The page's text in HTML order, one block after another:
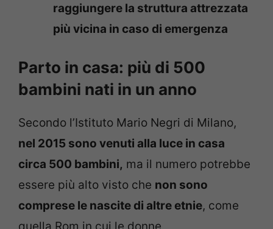
raggiungere la struttura attrezzata
più vicina in caso di emergenza
Parto in casa: più di 500
bambini nati in un anno
Secondo l’Istituto Mario Negri di Milano,
nel 2015 sono venuti alla luce in casa
circa 500 bambini, ma il numero potrebbe
essere più alto visto che non sono
comprese le nascite di altre etnie, come